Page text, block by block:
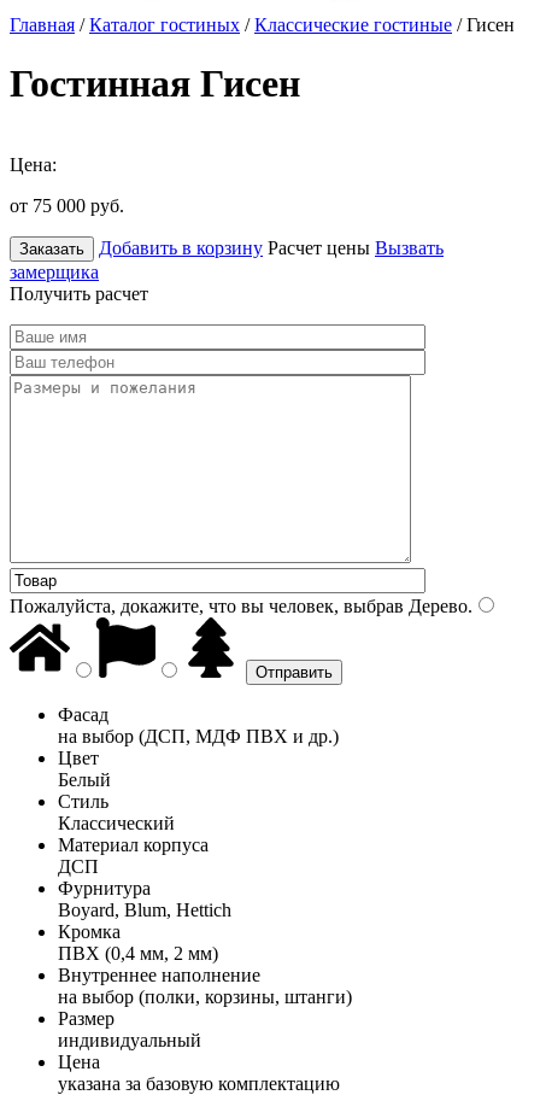
Главная /Каталог гостиных /Классические гостиные / Гисен
Гостинная Гисен
Цена:
от 75 000 руб.
Заказать Добавить в корзину Расчет цены Вызвать
замерщика
Получить расчет
Пожалуйста, докажите, что вы человек, выбрав Дерево.
Фасад
на выбор (ДСП, МДФ ПВХ и др.)
Цвет
Белый
Стиль
Классический
Материал корпуса
ДСП
Фурнитура
Boyard, Blum, Hettich
Кромка
ПВХ (0,4 мм, 2 мм)
Внутреннее наполнение
на выбор (полки, корзины, штанги)
Размер
индивидуальный
Цена
указана за базовую комплектацию